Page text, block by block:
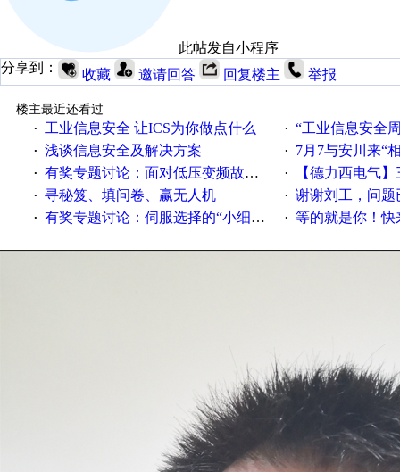
此帖发自小程序
分享到：
收藏 邀请回答 回复楼主 举报
楼主最近还看过
·
工业信息安全 让ICS为你做点什么 · “工业信息安全周之我见”
· 浅谈信息安全及解决方案 · 7月7与安川来“
· 有奖专题讨论：面对低压变频故障，老手是这样解决的！ · 【德力西电气】三
· 寻秘笈、填问卷、赢无人机 · 谢谢刘工，问题
· 有奖专题讨论：伺服选择的“小细节大学问”奖励公告 · 等的就是你！快来